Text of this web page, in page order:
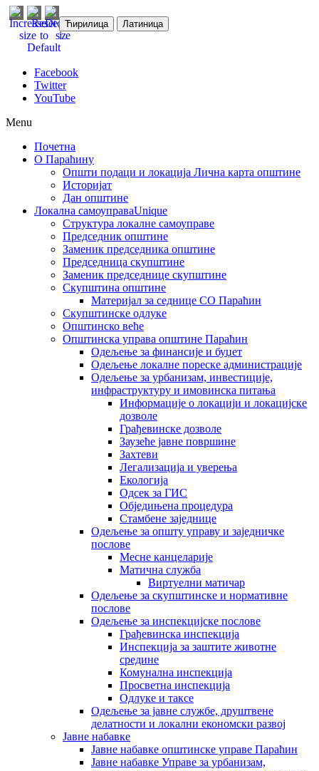
Ћирилица Латиница
Facebook
Twitter
YouTube
Menu
Почетна
О Параћину
Општи подаци и локација Лична карта општине
Историјат
Дан општине
Локална самоуправаUnique
Структура локалне самоуправе
Председник општине
Заменик председника општине
Председница скупштине
Заменик председнице скупштине
Скупштина општине
Материјал за седнице СО Параћин
Скупштинске одлуке
Општинско веће
Општинска управа општине Параћин
Одељење за финансије и буџет
Одељење локалне пореске администрације
Одељење за урбанизам, инвестиције,
инфраструктуру и имовинска питања
Информације о локацији и локацијске
дозволе
Грађевинске дозволе
Заузеће јавне површине
Захтеви
Легализација и уверења
Екологија
Одсек за ГИС
Обједињена процедура
Стамбене заједнице
Oдељење за општу управу и заједничке
послове
Месне канцеларије
Матична служба
Виртуелни матичар
Одељење за скупштинске и нормативне
послове
Одељење за инспекцијске послове
Грађевинска инспекција
Инспекција за заштите животне
средине
Комунална инспекција
Просветна инспекција
Одлуке и таксе
Одељење за јавне службе, друштвене
делатности и локални економски развој
Јавне набавке
Јавне набавке општинске управе Параћин
Јавне набавке Управе за урбанизам,